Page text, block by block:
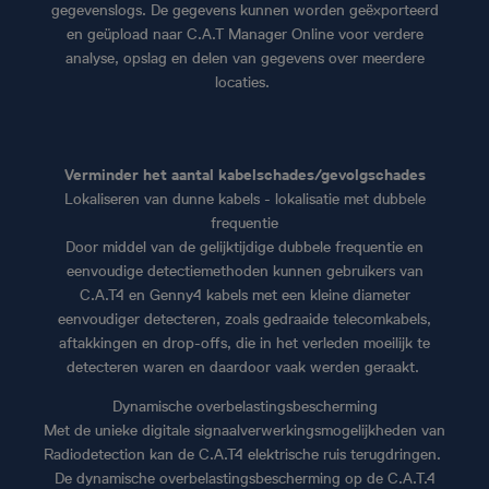
gegevenslogs. De gegevens kunnen worden geëxporteerd
en geüpload naar C.A.T Manager Online voor verdere
analyse, opslag en delen van gegevens over meerdere
locaties.
Verminder het aantal kabelschades/gevolgschades
Lokaliseren van dunne kabels - lokalisatie met dubbele
frequentie
Door middel van de gelijktijdige dubbele frequentie en
eenvoudige detectiemethoden kunnen gebruikers van
C.A.T4 en Genny4 kabels met een kleine diameter
eenvoudiger detecteren, zoals gedraaide telecomkabels,
aftakkingen en drop-offs, die in het verleden moeilijk te
detecteren waren en daardoor vaak werden geraakt.
Dynamische overbelastingsbescherming
Met de unieke digitale signaalverwerkingsmogelijkheden van
Radiodetection kan de C.A.T4 elektrische ruis terugdringen.
De dynamische overbelastingsbescherming op de C.A.T.4